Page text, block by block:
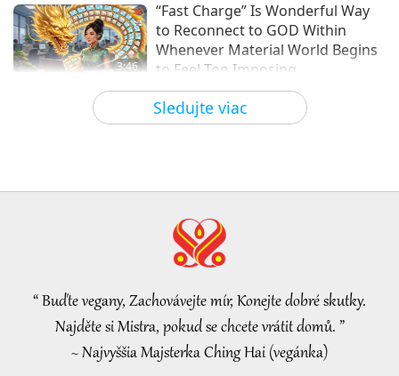
Sledujte viac
3:46
“Fast Charge” Is Wonderful Way
to Reconnect to GOD Within
Whenever Material World Begins
to Feel Too Imposing
Pozoruhodné správy 2026-08-05 1156
38:07
22:27
Islamic Ethics on Water:
of 2
Slová múdrosti
“ Buďte vegany, Zachovávejte mír, Konejte dobré skutky.
Najděte si Mistra, pokud se chcete vrátit domů. ”
~ Najvyššia Majsterka Ching Hai (vegánka)